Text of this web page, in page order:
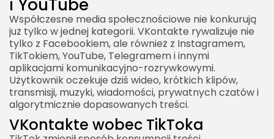
i YouTube
Współczesne media społecznościowe nie konkurują
już tylko w jednej kategorii. VKontakte rywalizuje nie
tylko z Facebookiem, ale również z Instagramem,
TikTokiem, YouTube, Telegramem i innymi
aplikacjami komunikacyjno-rozrywkowymi.
Użytkownik oczekuje dziś wideo, krótkich klipów,
transmisji, muzyki, wiadomości, prywatnych czatów i
algorytmicznie dopasowanych treści.
VKontakte wobec TikToka